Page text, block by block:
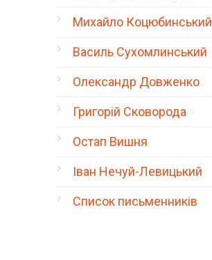
Михайло Коцюбинський
Василь Сухомлинський
Олександр Довженко
Григорій Сковорода
Остап Вишня
Іван Нечуй-Левицький
Список письменників